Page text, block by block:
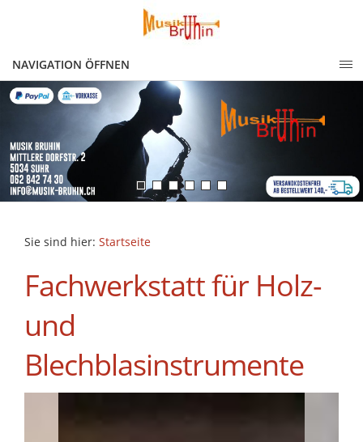
NAVIGATION ÖFFNEN
Sie sind hier: Startseite
Fachwerkstatt für Holz-
und
Blechblasinstrumente